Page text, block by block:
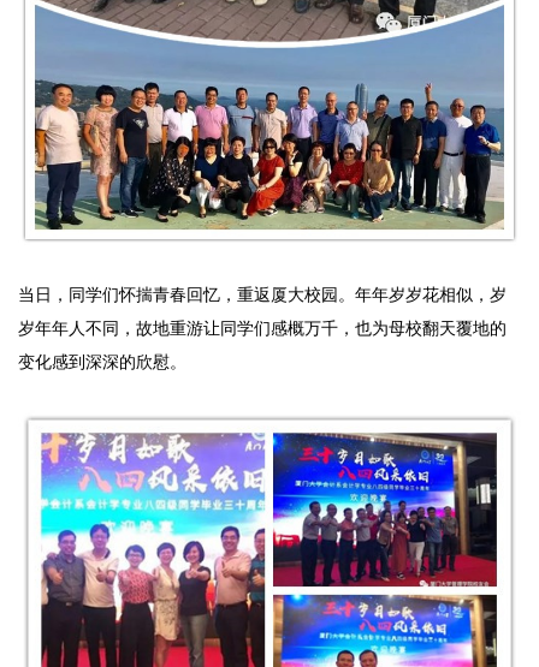
当日，同学们怀揣青春回忆，重返厦大校园。年年岁岁花相似，岁
岁年年人不同，故地重游让同学们感概万千，也为母校翻天覆地的
变化感到深深的欣慰。